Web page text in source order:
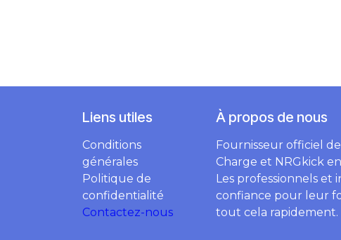
Liens utiles
Conditions
générales
Politique de
confidentialité
Contactez-nous
À propos de nous
Fournisseur officiel
Charge et NRGkick
Les professionnels et
confiance pour leur
tout cela rapidement.